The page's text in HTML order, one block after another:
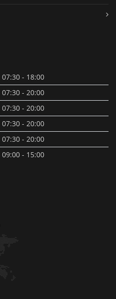
07:30 - 18:00
07:30 - 20:00
07:30 - 20:00
07:30 - 20:00
07:30 - 20:00
09:00 - 15:00